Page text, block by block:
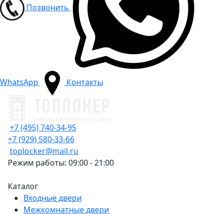
Позвонить
WhatsApp Контакты
+7 (495) 740-34-95
+7 (929) 580-33-66
toplocker@mail.ru
Режим работы: 09:00 - 21:00
Каталог
Входные двери
Межкомнатные двери